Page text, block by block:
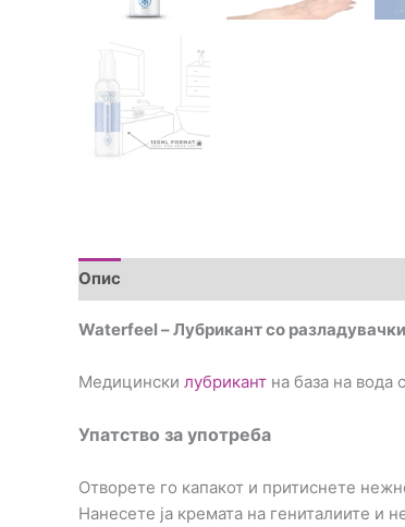
Опис
Waterfeel – Лубрикант со
Медицински лубрикант на база на вода
Упатство за употреба
Отворете го капакот и притиснете
Нанесете ја кремата на гениталиите и